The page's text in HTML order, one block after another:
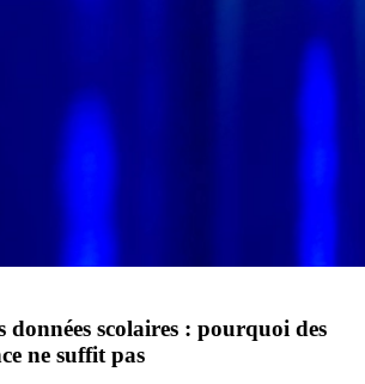
données scolaires : pourquoi des
ne suffit pas